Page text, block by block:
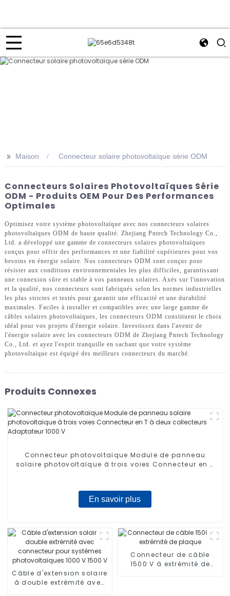
>> Maison Connecteur solaire photovoltaïque série ODM
Connecteurs Solaires Photovoltaïques Série
ODM - Produits OEM Pour Des Performances
Optimales
Optimisez votre système photovoltaïque avec nos connecteurs solaires
photovoltaïques ODM de haute qualité. Zhejiang Pntech Technology Co.,
Ltd. a développé une gamme de connecteurs solaires photovoltaïques
conçus pour offrir des performances et une fiabilité supérieures pour vos
besoins en énergie solaire. Nos connecteurs ODM sont conçus pour
résister aux conditions environnementales les plus difficiles, garantissant
une connexion sûre et stable à vos panneaux solaires. Axés sur l'innovation
et la qualité, nos connecteurs sont fabriqués selon les normes industrielles
les plus strictes et testés pour garantir une efficacité et une durabilité
maximales. Faciles à installer et compatibles avec une large gamme de
câbles solaires photovoltaïques, les connecteurs ODM constituent le choix
idéal pour vos projets d'énergie solaire. Investissez dans l'avenir de
l'énergie solaire avec les connecteurs ODM de Zhejiang Pntech Technology
Co., Ltd. et ayez l'esprit tranquille en sachant que votre système
photovoltaïque est équipé des meilleurs connecteurs du marché.
Produits Connexes
Connecteur photovoltaïque Module de panneau
solaire photovoltaïque à trois voies Connecteur en T
En savoir plus
Câble d'extension solaire
à double extrémité avec
Connecteur de câble
1500 V à extrémité de